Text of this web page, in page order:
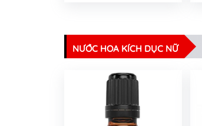
NƯỚC HOA KÍCH DỤC NỮ